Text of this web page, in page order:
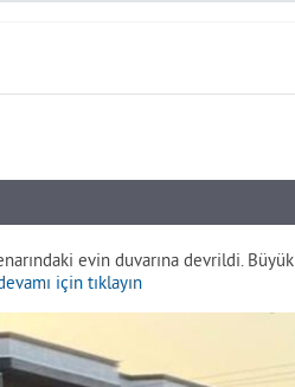
evin duvarına devrildi.
için tıklayın